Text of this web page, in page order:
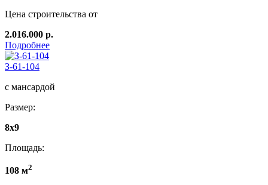
Цена строительства от
2.016.000 р.
Подробнее
З-61-104
с мансардой
Размер:
8x9
Площадь:
108 м2